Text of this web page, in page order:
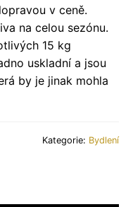
v ceně.
na celou sezónu.
15 kg
uskladní a jsou
by je jinak mohla
Kategorie: Bydlení